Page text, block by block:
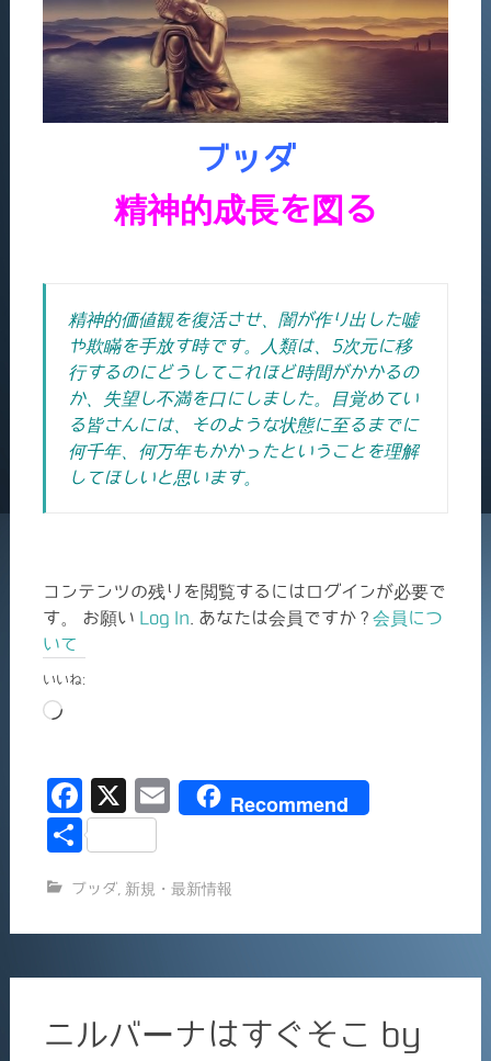
ブッダ
精神的成長を図る
精神的価値観を復活させ、闇が作り出した嘘
や欺瞞を手放す時です。人類は、5次元に移
行するのにどうしてこれほど時間がかかるの
か、失望し不満を口にしました。
目覚めてい
る皆さんには、そのような状態に至るまでに
何千年、何万年もかかったということを理解
してほしいと思います。
コンテンツの残りを閲覧するにはログインが必要で
す。 お願い Log In . あなたは会員ですか ? 会員につ
いて
いいね:
読
み
中…
F
a
e
b
o
k
X
E
l
Recommend
共
ブッダ, 新規・最新情報
ニルバーナはすぐそこ by